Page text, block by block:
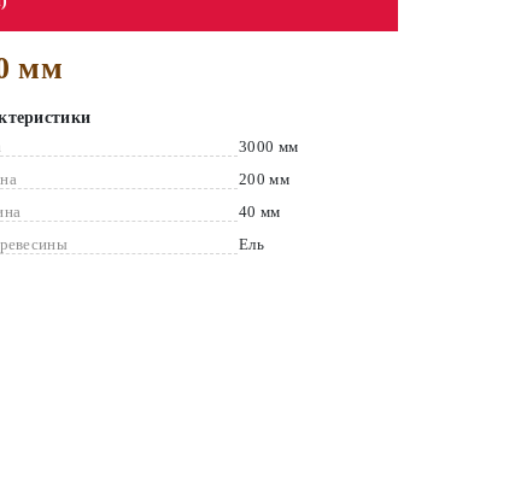
мм
3000 мм
200 мм
40 мм
Ель